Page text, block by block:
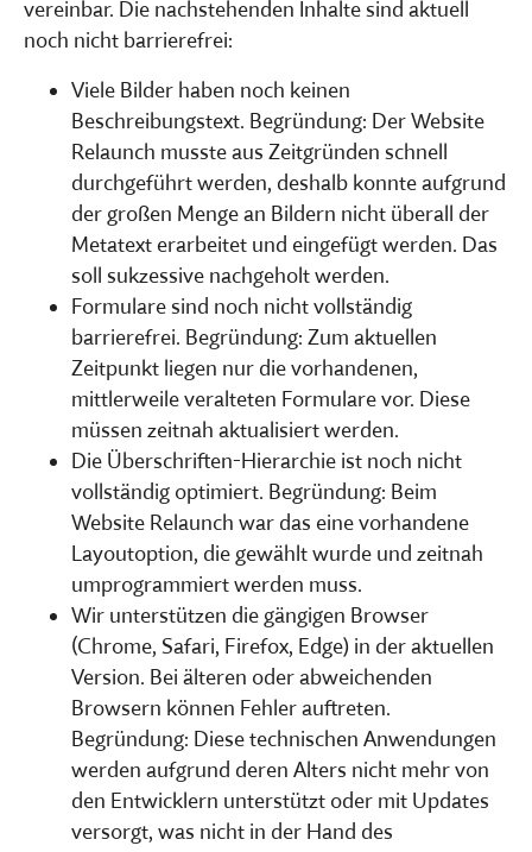
vereinbar. Die nachstehenden Inhalte sind aktuell
noch nicht barrierefrei:
Viele Bilder haben noch keinen
Beschreibungstext. Begründung: Der Website
Relaunch musste aus Zeitgründen schnell
durchgeführt werden, deshalb konnte aufgrund
der großen Menge an Bildern nicht überall der
Metatext erarbeitet und eingefügt werden. Das
soll sukzessive nachgeholt werden.
Formulare sind noch nicht vollständig
barrierefrei. Begründung: Zum aktuellen
Zeitpunkt liegen nur die vorhandenen,
mittlerweile veralteten Formulare vor. Diese
müssen zeitnah aktualisiert werden.
Die Überschriften-Hierarchie ist noch nicht
vollständig optimiert. Begründung: Beim
Website Relaunch war das eine vorhandene
Layoutoption, die gewählt wurde und zeitnah
umprogrammiert werden muss.
Wir unterstützen die gängigen Browser
(Chrome, Safari, Firefox, Edge) in der aktuellen
Version. Bei älteren oder abweichenden
Browsern können Fehler auftreten.
Begründung: Diese technischen Anwendungen
werden aufgrund deren Alters nicht mehr von
den Entwicklern unterstützt oder mit Updates
versorgt, was nicht in der Hand des